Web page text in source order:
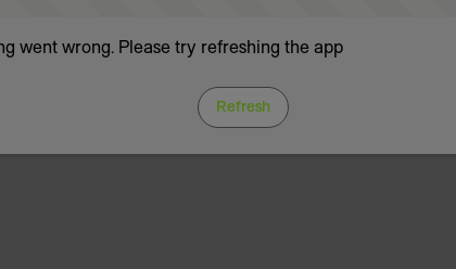
went wrong. Please try refreshing the app
Refresh